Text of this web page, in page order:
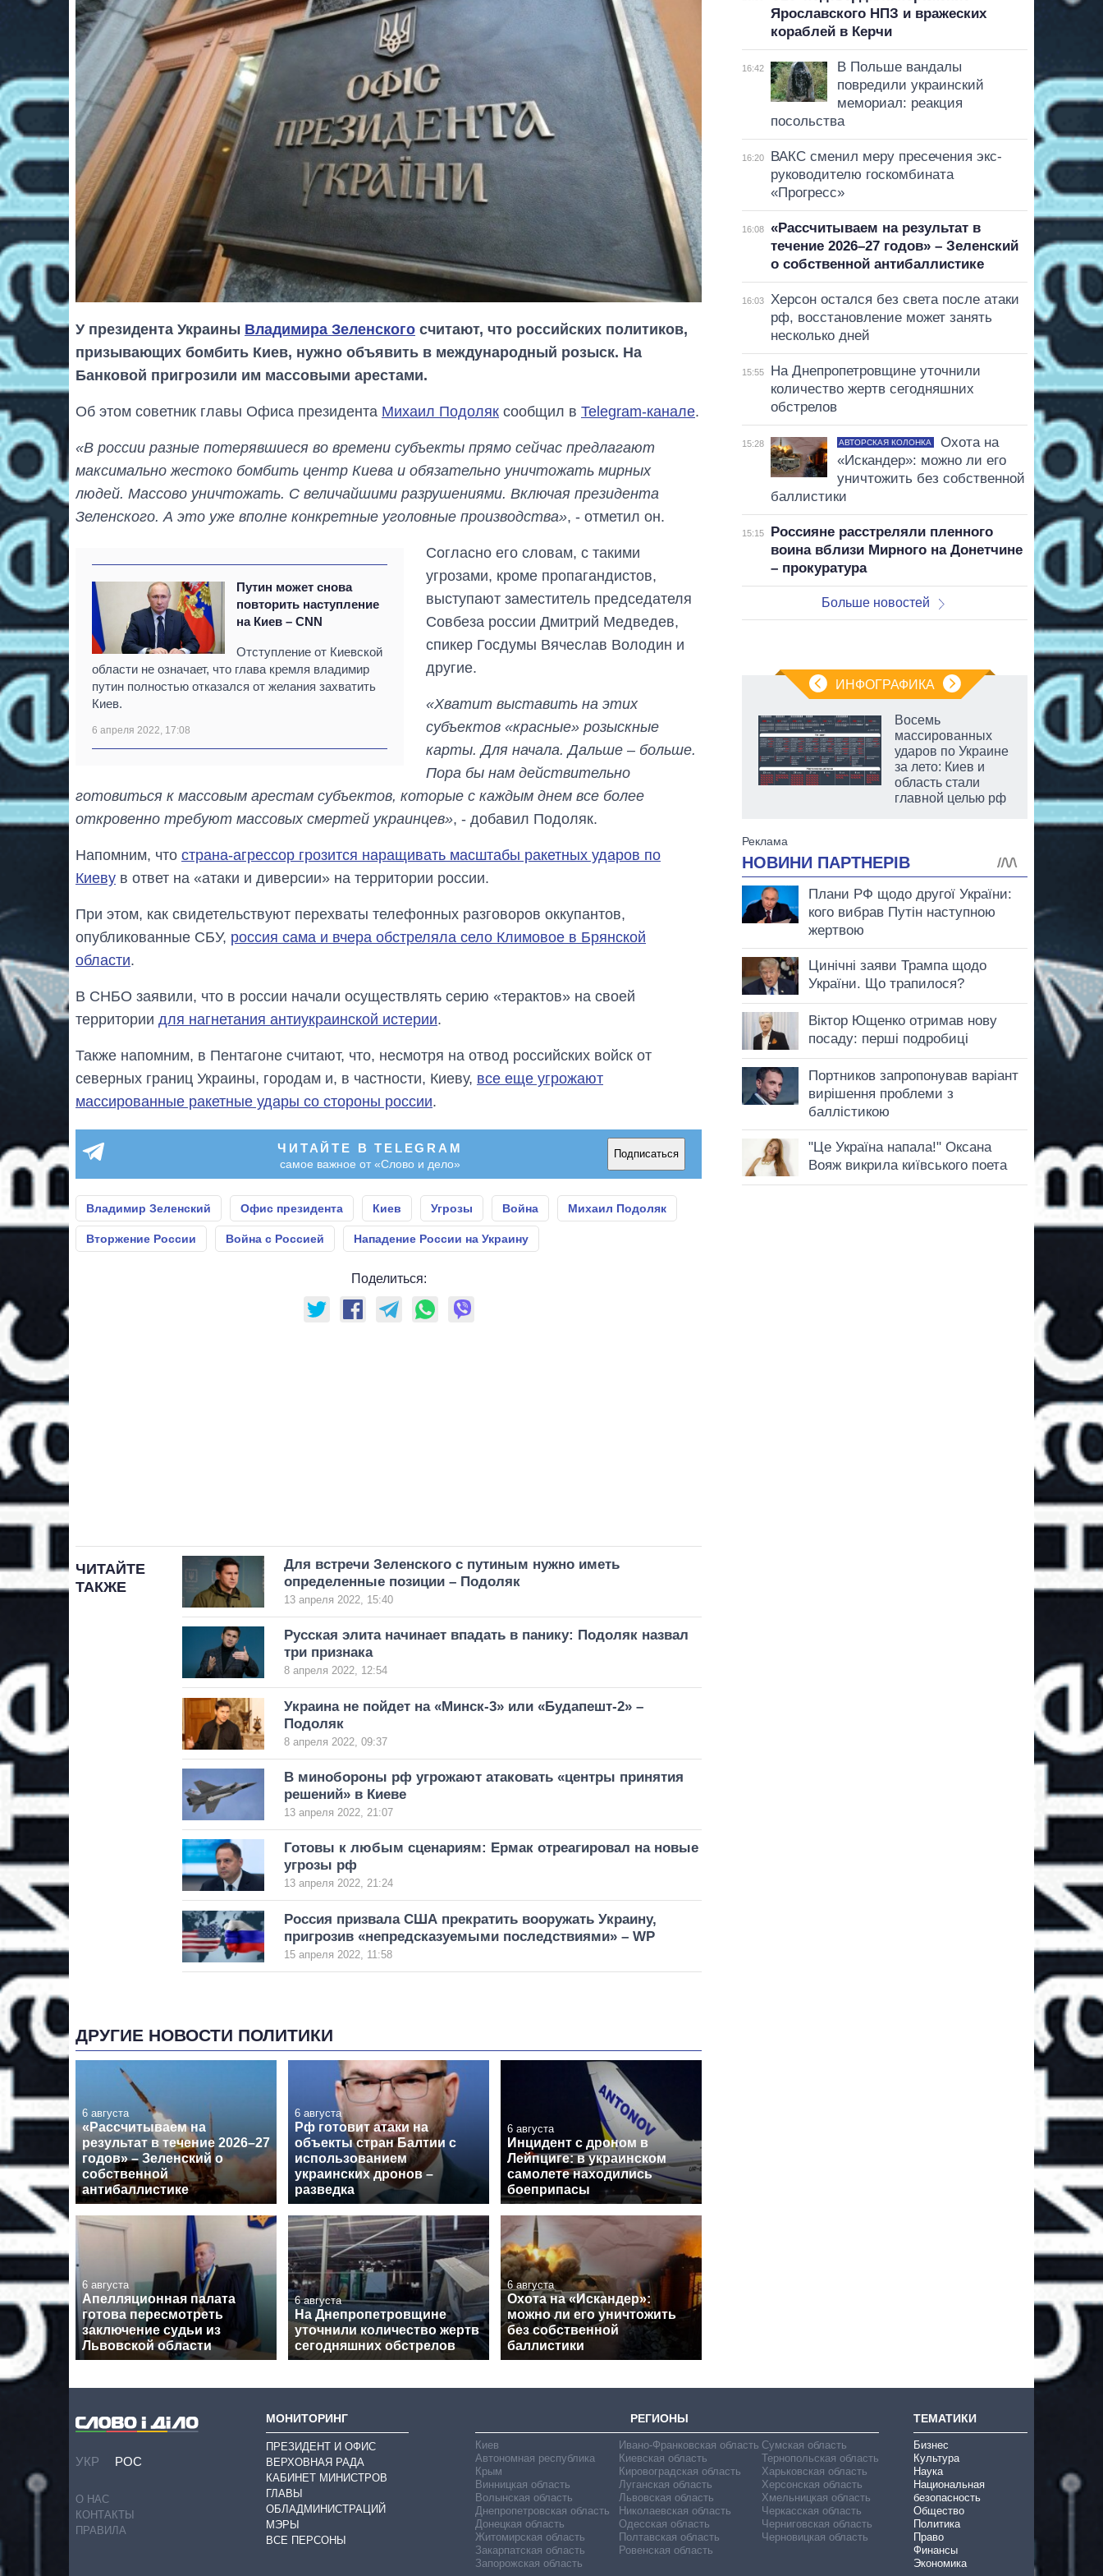
У президента Украины Владимира Зеленского считают, что российских политиков,
призывающих бомбить Киев, нужно объявить в международный розыск. На
Банковой пригрозили им массовыми арестами.
Об этом советник главы Офиса президента Михаил Подоляк сообщил в Telegram-канале.
«В россии разные потерявшиеся во времени субъекты прямо сейчас предлагают
максимально жестоко бомбить центр Киева и обязательно уничтожать мирных
людей. Массово уничтожать. С величайшими разрушениями. Включая президента
Зеленского. А это уже вполне конкретные уголовные производства», - отметил он.
Путин может снова
повторить наступление
на Киев – CNN
Отступление от Киевской
области не означает, что глава кремля владимир
путин полностью отказался от желания захватить
Киев.
6 апреля 2022, 17:08
Согласно его словам, с такими
угрозами, кроме пропагандистов,
выступают заместитель председателя
Совбеза россии Дмитрий Медведев,
спикер Госдумы Вячеслав Володин и
другие.
«Хватит выставить на этих
субъектов «красные» розыскные
карты. Для начала. Дальше – больше.
Пора бы нам действительно
готовиться к массовым арестам субъектов, которые с каждым днем ​​все более
откровенно требуют массовых смертей украинцев», - добавил Подоляк.
Напомним, что страна-агрессор грозится наращивать масштабы ракетных ударов по
Киеву в ответ на «атаки и диверсии» на территории россии.
При этом, как свидетельствуют перехваты телефонных разговоров оккупантов,
опубликованные СБУ, россия сама и вчера обстреляла село Климовое в Брянской
области.
В СНБО заявили, что в россии начали осуществлять серию «терактов» на своей
территории для нагнетания антиукраинской истерии.
Также напомним, в Пентагоне считают, что, несмотря на отвод российских войск от
северных границ Украины, городам и, в частности, Киеву, все еще угрожают
массированные ракетные удары со стороны россии.
ЧИТАЙТЕ В TELEGRAM
самое важное от «Слово и дело»
Подписаться
Владимир Зеленский Офис президента Киев Угрозы Война Михаил Подоляк
Вторжение России Война с Россией Нападение России на Украину
Поделиться:
ЧИТАЙТЕ
ТАКЖЕ
Для встречи Зеленского с путиным нужно иметь
определенные позиции – Подоляк
13 апреля 2022, 15:40
Русская элита начинает впадать в панику: Подоляк назвал
три признака
8 апреля 2022, 12:54
Украина не пойдет на «Минск-3» или «Будапешт-2» –
Подоляк
8 апреля 2022, 09:37
В минобороны рф угрожают атаковать «центры принятия
решений» в Киеве
13 апреля 2022, 21:07
Готовы к любым сценариям: Ермак отреагировал на новые
угрозы рф
13 апреля 2022, 21:24
Россия призвала США прекратить вооружать Украину,
пригрозив «непредсказуемыми последствиями» – WP
15 апреля 2022, 11:58
ДРУГИЕ НОВОСТИ ПОЛИТИКИ
6 августа
«Рассчитываем на
результат в течение 2026–27
годов» – Зеленский о
собственной
антибаллистике
6 августа
Рф готовит атаки на
объекты стран Балтии с
использованием
украинских дронов –
разведка
6 августа
Инцидент с дроном в
Лейпциге: в украинском
самолете находились
боеприпасы
6 августа
Апелляционная палата
готова пересмотреть
заключение судьи из
Львовской области
6 августа
На Днепропетровщине
уточнили количество жертв
сегодняшних обстрелов
6 августа
Охота на «Искандер»:
можно ли его уничтожить
без собственной
баллистики
Ярославского НПЗ и вражеских
кораблей в Керчи
16:42
В Польше вандалы
повредили украинский
мемориал: реакция
посольства
16:20
ВАКС сменил меру пресечения экс-
руководителю госкомбината
«Прогресс»
16:08
«Рассчитываем на результат в
течение 2026–27 годов» – Зеленский
о собственной антибаллистике
16:03
Херсон остался без света после атаки
рф, восстановление может занять
несколько дней
15:55
На Днепропетровщине уточнили
количество жертв сегодняшних
обстрелов
15:28 АВТОРСКАЯ КОЛОНКА
Охота на
«Искандер»: можно ли его
уничтожить без собственной
баллистики
15:15
Россияне расстреляли пленного
воина вблизи Мирного на Донетчине
– прокуратура
Больше новостей
ИНФОГРАФИКА
сколько ракет,
самолетов и
танков продала
Украина за годы
независимости
Восемь
массированных
ударов по Украине
за лето: Киев и
область стали
главной целью рф
УКР РОС
О НАС
КОНТАКТЫ
ПРАВИЛА
МОНИТОРИНГ
ПРЕЗИДЕНТ И ОФИС
ВЕРХОВНАЯ РАДА
КАБИНЕТ МИНИСТРОВ
ГЛАВЫ
ОБЛАДМИНИСТРАЦИЙ
МЭРЫ
ВСЕ ПЕРСОНЫ
РЕГИОНЫ
Киев
Автономная республика
Крым
Винницкая область
Волынская область
Днепропетровская область
Донецкая область
Житомирская область
Закарпатская область
Запорожская область
Ивано-Франковская область
Киевская область
Кировоградская область
Луганская область
Львовская область
Николаевская область
Одесская область
Полтавская область
Ровенская область
Сумская область
Тернопольская область
Харьковская область
Херсонская область
Хмельницкая область
Черкасская область
Черниговская область
Черновицкая область
ТЕМАТИКИ
Бизнес
Культура
Наука
Национальная
безопасность
Общество
Политика
Право
Финансы
Экономика